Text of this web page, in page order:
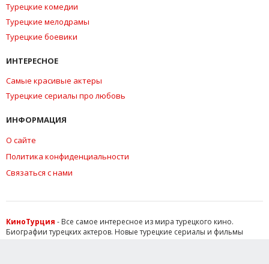
Турецкие комедии
Турецкие мелодрамы
Турецкие боевики
ИНТЕРЕСНОЕ
Самые красивые актеры
Турецкие сериалы про любовь
ИНФОРМАЦИЯ
О сайте
Политика конфиденциальности
Связаться с нами
КиноТурция - Все самое интересное из мира турецкого кино.
Биографии турецких актеров. Новые турецкие сериалы и фильмы